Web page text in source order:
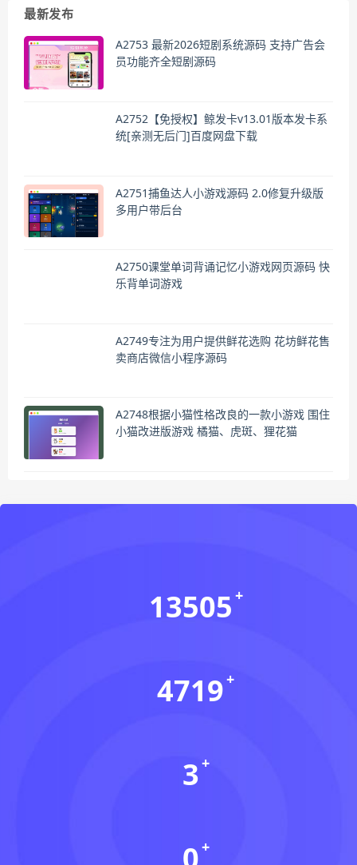
最新发布
A2753 最新2026短剧系统源码 支持广告会
员功能齐全短剧源码
A2752【免授权】鲸发卡v13.01版本发卡系
统[亲测无后门]百度网盘下载
A2751捕鱼达人小游戏源码 2.0修复升级版
多用户带后台
A2750课堂单词背诵记忆小游戏网页源码 快
乐背单词游戏
A2749专注为用户提供鲜花选购 花坊鲜花售
卖商店微信小程序源码
A2748根据小猫性格改良的一款小游戏 围住
小猫改进版游戏 橘猫、虎斑、狸花猫
13505
4719
3